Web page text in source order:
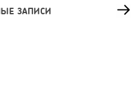
ЗАПИСИ